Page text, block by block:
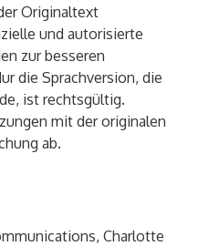
Originaltext
und autorisierte
zur besseren
die Sprachversion, die
ist rechtsgültig.
mit der originalen
ab.
Charlotte